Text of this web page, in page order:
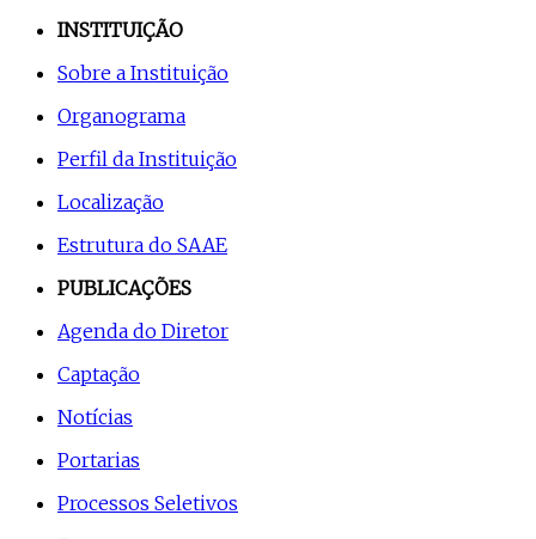
INSTITUIÇÃO
Sobre a Instituição
Organograma
Perfil da Instituição
Localização
Estrutura do SAAE
PUBLICAÇÕES
Agenda do Diretor
Captação
Notícias
Portarias
Processos Seletivos